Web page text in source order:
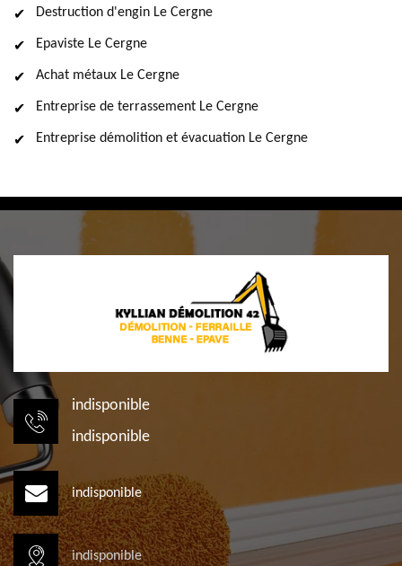
Destruction d'engin Le Cergne
Epaviste Le Cergne
Achat métaux Le Cergne
Entreprise de terrassement Le Cergne
Entreprise démolition et évacuation Le Cergne
indisponible
indisponible
indisponible
indisponible